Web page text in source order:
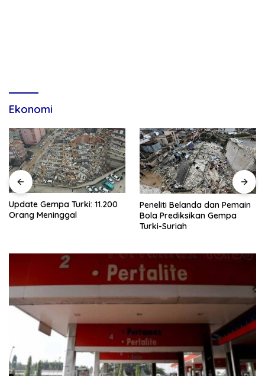
Ekonomi
Peneliti Belanda dan Pemain
Bola Prediksikan Gempa
Gempa Turki-Suriah, Korban
Tewas Diprediksi Tembus 10
Ribu Orang